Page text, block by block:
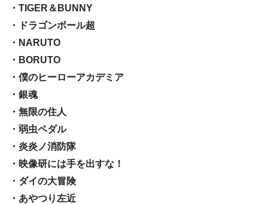
・TIGER＆BUNNY
・ドラゴンボール超
・NARUTO
・BORUTO
・僕のヒーローアカデミア
・銀魂
・無限の住人
・弱虫ペダル
・炎炎ノ消防隊
・映像研には手を出すな！
・ダイの大冒険
・あやつり左近